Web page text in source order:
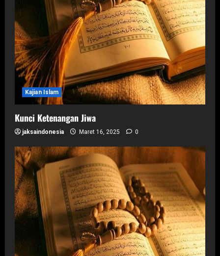
Kajian Islam
Kunci Ketenangan Jiwa
jaksaindonesia Maret 16, 2025 0